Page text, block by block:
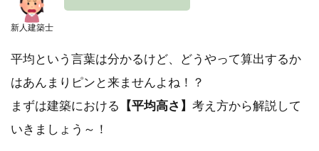
新人建築士
平均という言葉は分かるけど、どうやって算出するか
はあんまりピンと来ませんよね！？
まずは建築における 【平均高さ】 考え方から解説して
いきましょう～！